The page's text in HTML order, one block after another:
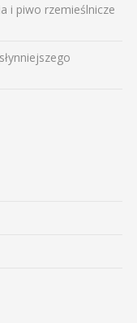
i piwo rzemieślnicze